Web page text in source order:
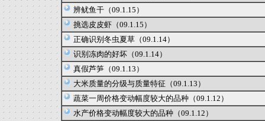
辨鱿鱼干（09.1.15）
挑选皮皮虾（09.1.15）
正确识别冬虫夏草（09.1.14）
识别冻肉的好坏（09.1.14）
真假芦笋（09.1.13）
大米质量的分级与质量特征（09.1.13）
蔬菜一周价格变动幅度较大的品种（09.1.12）
水产价格变动幅度较大的品种（09.1.12）